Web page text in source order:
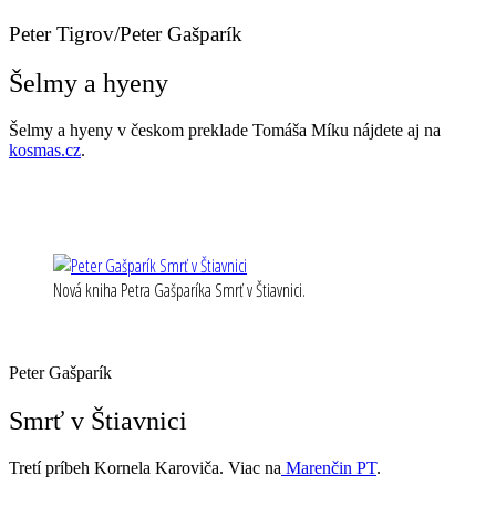
Peter Tigrov/Peter Gašparík
Šelmy a hyeny
Šelmy a hyeny v českom preklade Tomáša Míku nájdete aj na
kosmas.cz.
Nová kniha Petra Gašparíka Smrť v Štiavnici.
Peter Gašparík
Smrť v Štiavnici
Tretí príbeh Kornela Karoviča. Viac na Marenčin PT.